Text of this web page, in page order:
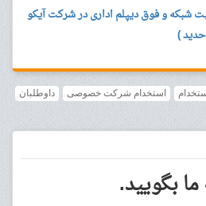
شبکه و فوق دیپلم اداری در شرکت آیکو
)
استخدام شرکت خصوصی
داوطلبان
بگویید.